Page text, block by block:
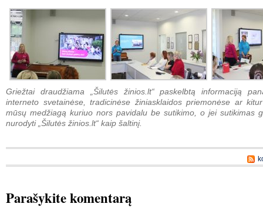
Griežtai draudžiama „Šilutės žinios.lt“ paskelbtą informaciją
interneto svetainėse, tradicinėse žiniasklaidos priemonėse ar
mūsų medžiagą kuriuo nors pavidalu be sutikimo, o jei sutikimas
nurodyti „Šilutės žinios.lt“ kaip šaltinį.
Parašykite komentarą